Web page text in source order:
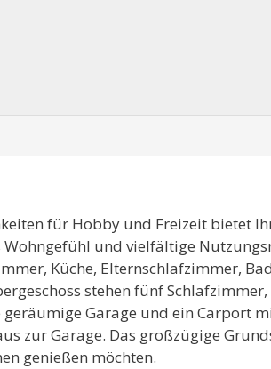
für Hobby und Freizeit bietet
und vielfältige
Küche, Elternschlafzimmer,
stehen fünf
Garage und ein Carport
zur Garage. Das großzügige
genießen möchten.